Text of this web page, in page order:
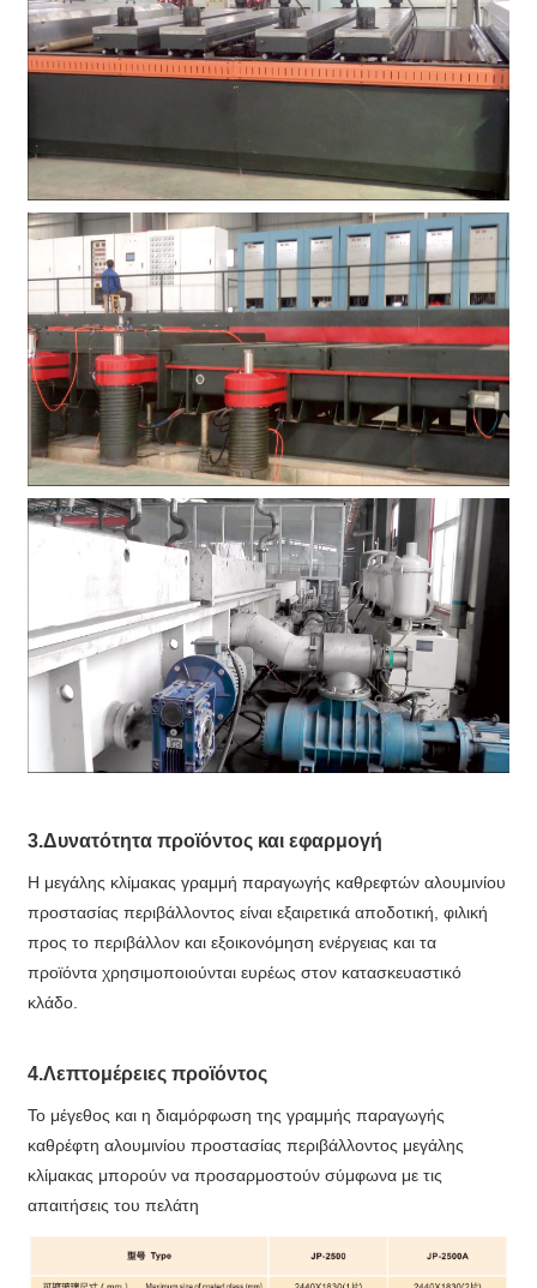
3.Δυνατότητα προϊόντος και εφαρμογή
Η μεγάλης κλίμακας γραμμή παραγωγής καθρεφτών αλουμινίου
προστασίας περιβάλλοντος είναι εξαιρετικά αποδοτική, φιλική
προς το περιβάλλον και εξοικονόμηση ενέργειας και τα
προϊόντα χρησιμοποιούνται ευρέως στον κατασκευαστικό
κλάδο.
4.Λεπτομέρειες προϊόντος
Το μέγεθος και η διαμόρφωση της γραμμής παραγωγής
καθρέφτη αλουμινίου προστασίας περιβάλλοντος μεγάλης
κλίμακας μπορούν να προσαρμοστούν σύμφωνα με τις
απαιτήσεις του πελάτη